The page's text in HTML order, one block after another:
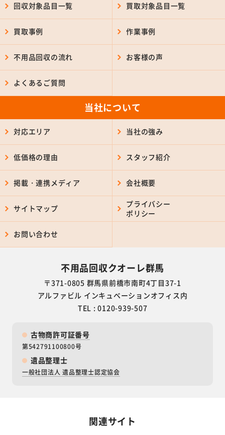
回収対象品目一覧 買取対象品目一覧
買取事例 作業事例
不用品回収の流れ お客様の声
よくあるご質問
当社について
対応エリア 当社の強み
低価格の理由 スタッフ紹介
掲載・連携メディア 会社概要
サイトマップ
プライバシー
ポリシー
お問い合わせ
不用品回収クオーレ群馬
〒371-0805 群馬県前橋市南町4丁目37-1
アルファビル インキュベーションオフィス内
TEL : 0120-939-507
古物商許可証番号
第542791100800号
遺品整理士
一般社団法人 遺品整理士認定協会
関連サイト